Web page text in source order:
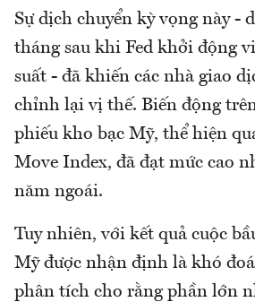
Sự dịch chuyển kỳ vọng này -
tháng sau khi Fed khởi động
suất - đã khiến các nhà giao
chỉnh lại vị thế. Biến động
phiếu kho bạc Mỹ, thể hiện
Move Index, đã đạt mức cao
năm ngoái.
Tuy nhiên, với kết quả cuộc
Mỹ được nhận định là khó
phân tích cho rằng phần lớn